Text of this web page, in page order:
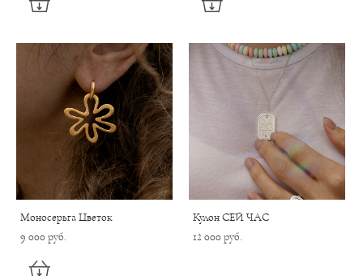
Моносерьга Цветок
9 000 pуб.
Кулон СЕЙ ЧАС
12 000 pуб.